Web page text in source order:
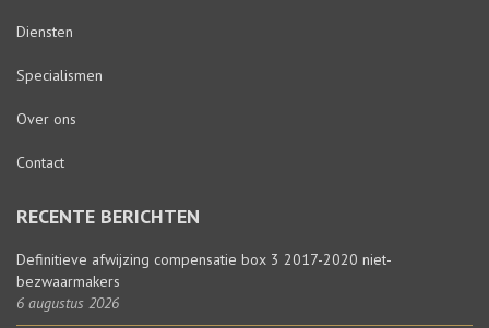
Diensten
Specialismen
Over ons
Contact
RECENTE BERICHTEN
Definitieve afwijzing compensatie box 3 2017-2020 niet-
bezwaarmakers
6 augustus 2026